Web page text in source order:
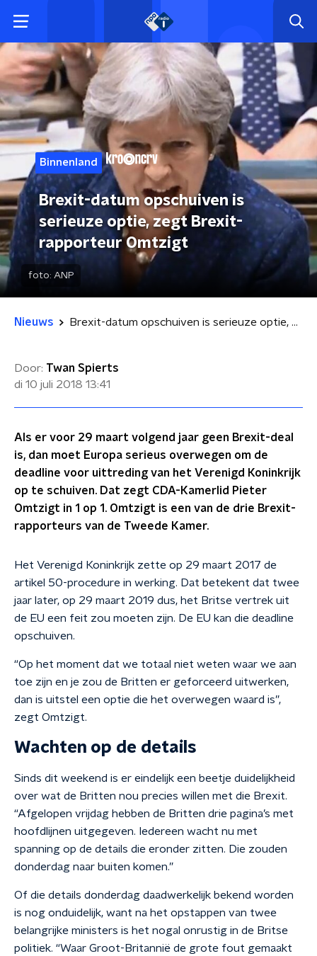
Binnenland
Brexit-datum opschuiven is
serieuze optie, zegt Brexit-
rapporteur Omtzigt
foto: ANP
Nieuws Brexit-datum opschuiven is serieuze optie, zegt Brexit-rapporteur Omtzigt
Door: Twan Spierts
di 10 juli 2018 13:41
Als er voor 29 maart volgend jaar geen Brexit-deal
is, dan moet Europa serieus overwegen om de
deadline voor uittreding van het Verenigd Koninkrijk
op te schuiven. Dat zegt CDA-Kamerlid Pieter
Omtzigt in 1 op 1. Omtzigt is een van de drie Brexit-
rapporteurs van de Tweede Kamer.
Het Verenigd Koninkrijk zette op 29 maart 2017 de
artikel 50-procedure in werking. Dat betekent dat twee
jaar later, op 29 maart 2019 dus, het Britse vertrek uit
de EU een feit zou moeten zijn. De EU kan die deadline
opschuiven.
“Op het moment dat we totaal niet weten waar we aan
toe zijn en je zou de Britten er geforceerd uitwerken,
dan is uitstel een optie die het overwegen waard is”,
zegt Omtzigt.
Wachten op de details
Sinds dit weekend is er eindelijk een beetje duidelijkheid
over wat de Britten nou precies willen met die Brexit.
“Afgelopen vrijdag hebben de Britten drie pagina’s met
hoofdlijnen uitgegeven. Iedereen wacht nu met
spanning op de details die eronder zitten. Die zouden
donderdag naar buiten komen.”
Of die details donderdag daadwerkelijk bekend worden
is nog onduidelijk, want na het opstappen van twee
belangrijke ministers is het nogal onrustig in de Britse
politiek. “Waar Groot-Britannië de grote fout gemaakt